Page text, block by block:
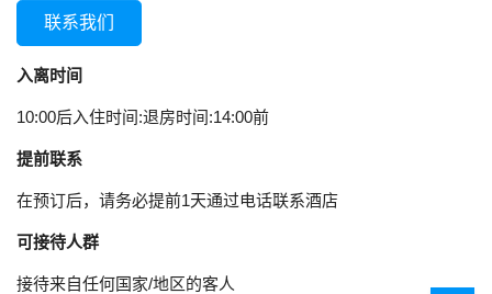
联系我们
入离时间
10:00后入住时间:退房时间:14:00前
提前联系
在预订后，请务必提前1天通过电话联系酒店
可接待人群
接待来自任何国家/地区的客人